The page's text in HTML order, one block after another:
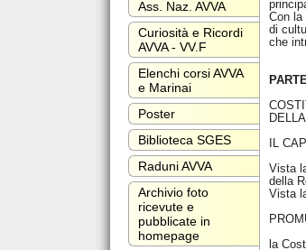
Ass. Naz. AVVA
Curiosità e Ricordi
AVVA - VV.F
Elenchi corsi AVVA
e Marinai
Poster
Biblioteca SGES
Raduni AVVA
Archivio foto
ricevute e
pubblicate in
homepage
Con la
di
che
IL
Vista
della
Vista
la